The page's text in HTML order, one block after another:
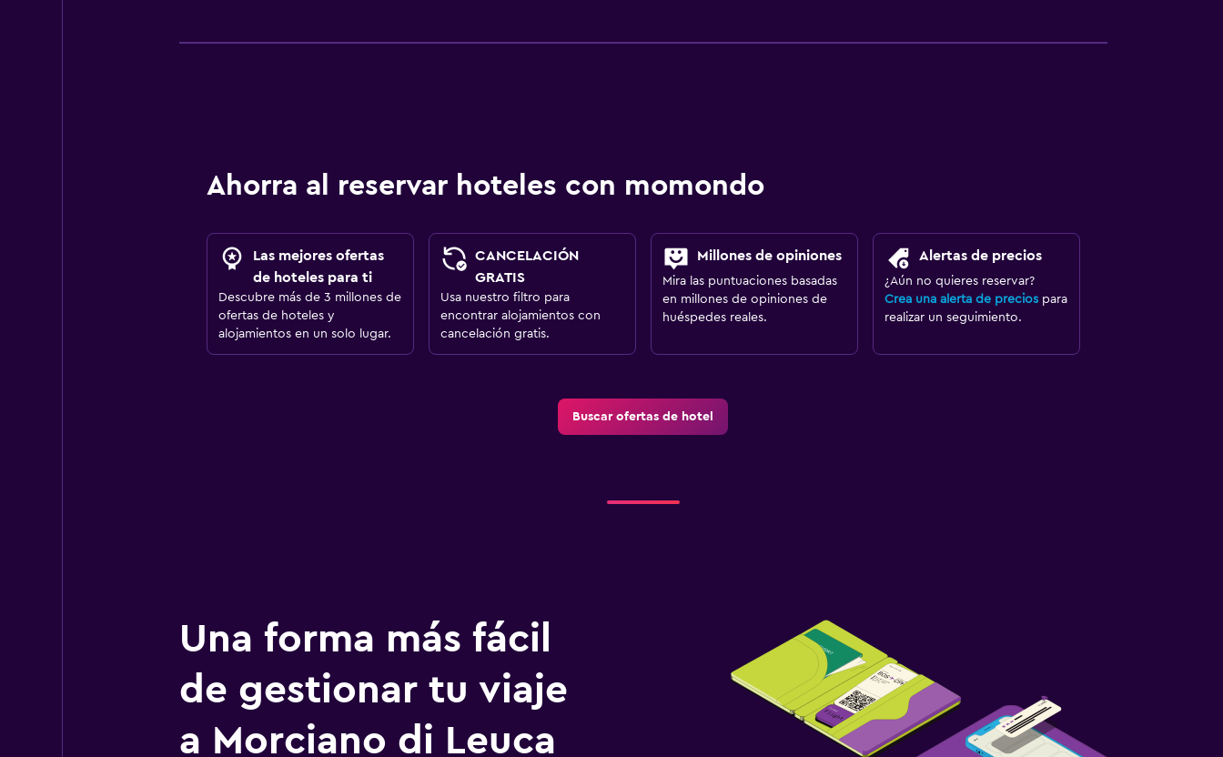
Ahorra al reservar hoteles con momondo
Las mejores ofertas
de hoteles para ti
Descubre más de 3 millones de
ofertas de hoteles y
alojamientos en un solo lugar.
CANCELACIÓN
GRATIS
Usa nuestro filtro para
encontrar alojamientos con
cancelación gratis.
Millones de opiniones
Mira las puntuaciones basadas
en millones de opiniones de
huéspedes reales.
Alertas de precios
¿Aún no quieres reservar?
Crea una alerta de preciospara
realizar un seguimiento.
Buscar ofertas de hotel
Una forma más fácil
de gestionar tu viaje
a Morciano di Leuca